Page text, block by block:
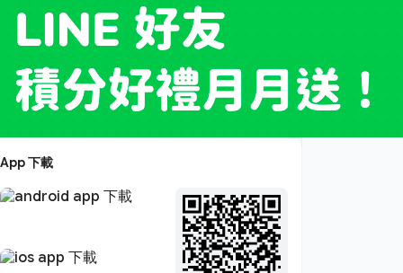
App 下載